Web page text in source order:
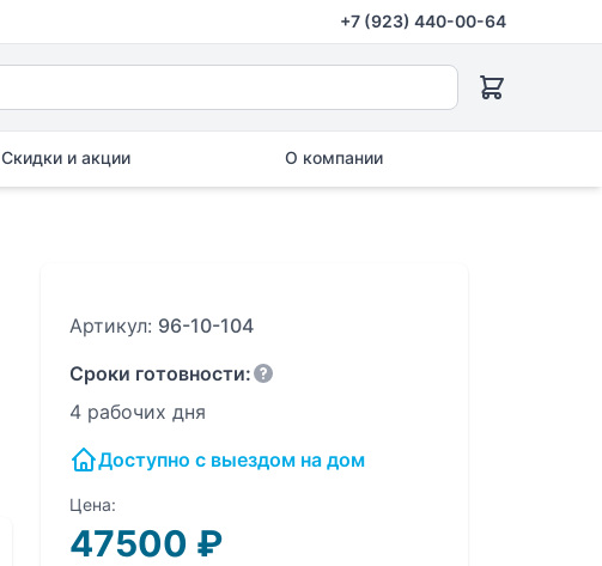
+7 (923) 440-00-64
Скидки и акции О компании
Артикул: 96-10-104
Сроки готовности:
4 рабочих дня
Доступно с выездом на дом
Цена:
47500 ₽